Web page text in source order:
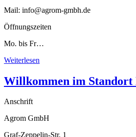
Mail: info@agrom-gmbh.de
Öffnungszeiten
Mo. bis Fr…
Weiterlesen
Willkommen im Standort
Anschrift
Agrom GmbH
Graf-Zeppelin-Str. 1